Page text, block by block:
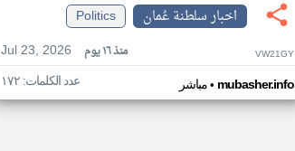
اخبار سلطنة عُمان
Politics
Jul 23, 2026
منذ ١٦ يوم VW21GY
مباشر• mubasher.info عدد الكلمات: ١٧٢